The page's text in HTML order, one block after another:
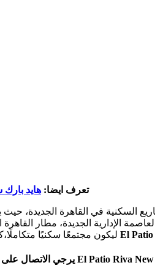
تعرف ايضا: هايد
السكنية في القاهرة الجديدة، حيث
الإدارية الجديدة، مطار
El ليكون مجتمعًا سكنيًا
El Patio Riva يرجي الاتصال على